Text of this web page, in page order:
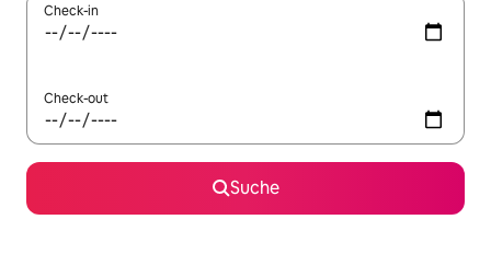
Check-in
Check-out
Suche